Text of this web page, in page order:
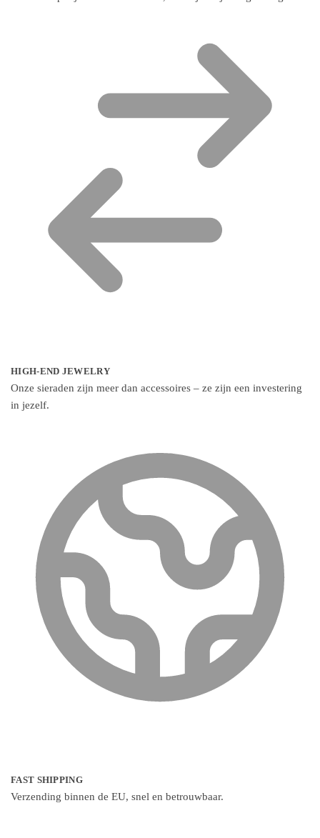
HIGH-END JEWELRY
Onze sieraden zijn meer dan accessoires – ze zijn een investering
in jezelf.
FAST SHIPPING
Verzending binnen de EU, snel en betrouwbaar.